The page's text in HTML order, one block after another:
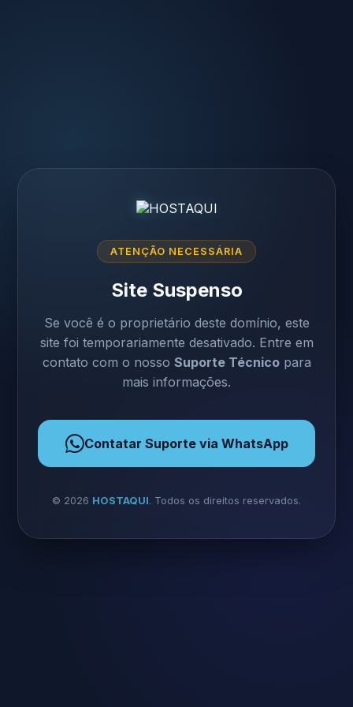
ATENÇÃO NECESSÁRIA
Site Suspenso
Se você é o proprietário deste domínio, este
site foi temporariamente desativado. Entre em
contato com o nosso Suporte Técnicopara
mais informações.
Contatar Suporte via WhatsApp
© 2026 HOSTAQUI. Todos os direitos reservados.